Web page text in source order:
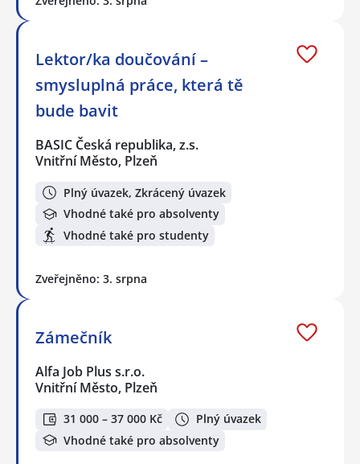
Lektor/ka doučování –
smysluplná práce, která tě
bude bavit
BASIC Česká republika, z.s.
Vnitřní Město, Plzeň
Plný úvazek, Zkrácený úvazek
Vhodné také pro absolventy
Vhodné také pro studenty
Zveřejněno: 3. srpna
Zámečník
Alfa Job Plus s.r.o.
Vnitřní Město, Plzeň
31 000 – 37 000 Kč
Plný úvazek
Vhodné také pro absolventy